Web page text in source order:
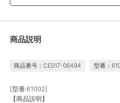
商品説明
商品番号：CE017-06494 型番：
[型番:61002]
【商品説明】